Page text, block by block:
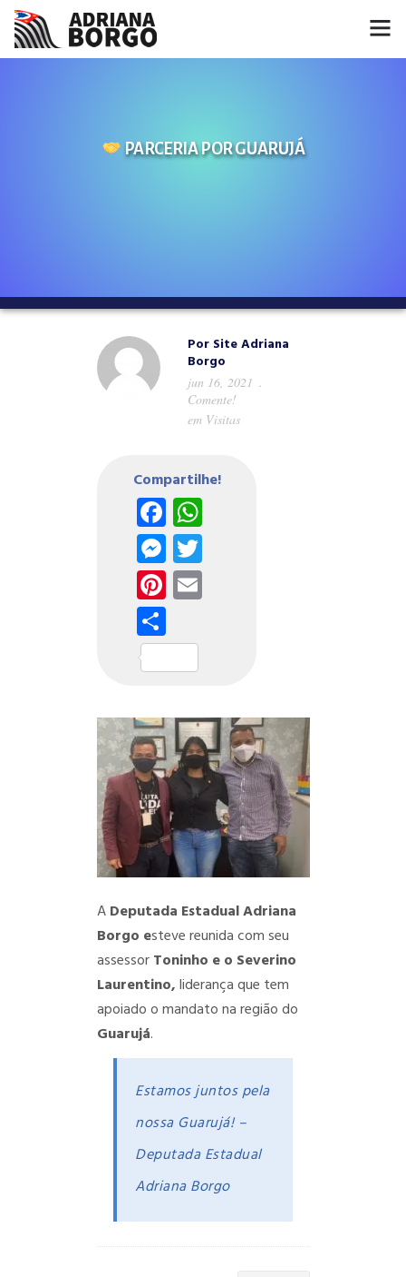
PARCERIA POR GUARUJÁ
Por Site Adriana
Borgo
jun 16, 2021
Comente!
em Visitas
Compartilhe!
Facebook
WhatsApp
Messenger
Twitter
Pinterest
Email
Share
ADeputada Estadual Adriana
Borgo esteve reunida com seu
assessorToninho e o Severino
Laurentino,liderança que tem
apoiado o mandato na região do
Guarujá.
Estamos juntos pela
nossa Guarujá! –
Deputada Estadual
Adriana Borgo